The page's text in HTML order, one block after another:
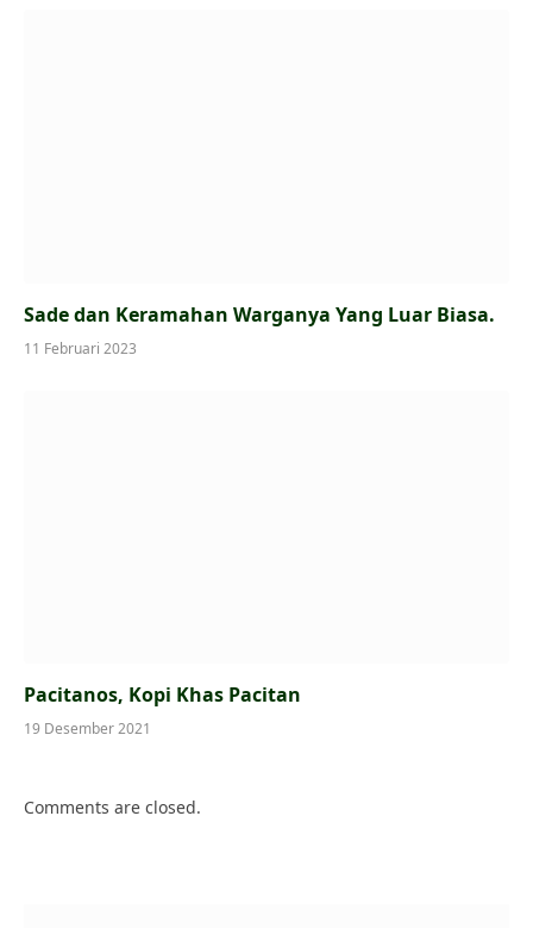
Sade dan Keramahan Warganya Yang Luar Biasa.
11 Februari 2023
Pacitanos, Kopi Khas Pacitan
19 Desember 2021
Comments are closed.